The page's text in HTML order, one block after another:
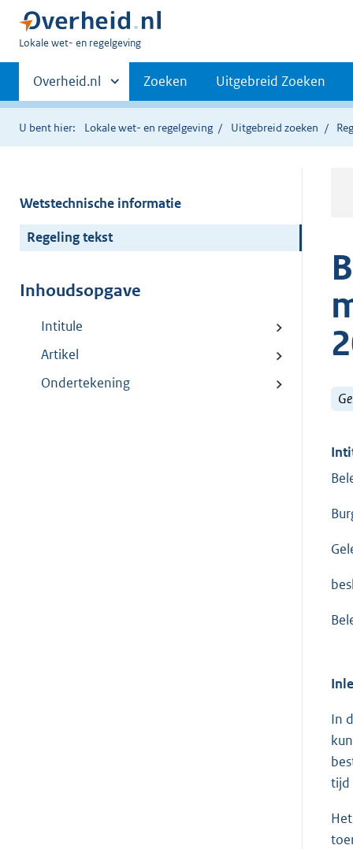
U
hier:
Lokale wet- en regelgeving
Primaire
navigatie
Andere
sites
binnen
Overheid.nl Zoeken Uitgebreid Zoeken
U bent hier: Lokale wet- en regelgeving Uitgebreid zoeken
Wetstechnische informatie
Regeling tekst
Inhoudsopgave
Intitule
Artikel
Ondertekening
In
tijd